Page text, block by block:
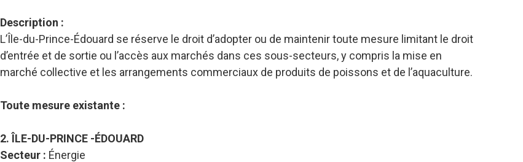
Description :
L’Île-du-Prince-Édouard se réserve le droit d’adopter ou de maintenir toute mesure limitant le droit
d’entrée et de sortie ou l’accès aux marchés dans ces sous-secteurs, y compris la mise en
marché collective et les arrangements commerciaux de produits de poissons et de l’aquaculture.
Toute mesure existante :
2. ÎLE-DU-PRINCE -ÉDOUARD
Secteur : Énergie